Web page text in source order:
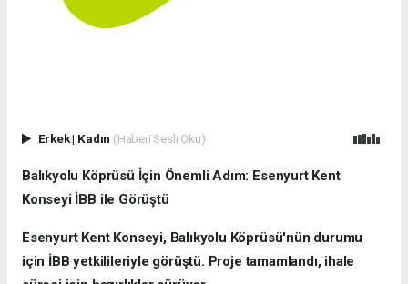
Erkek| Kadın (Haberi Sesli Oku)
Balıkyolu Köprüsü İçin Önemli Adım: Esenyurt Kent
Konseyi İBB ile Görüştü
Esenyurt Kent Konseyi, Balıkyolu Köprüsü'nün durumu
için İBB yetkilileriyle görüştü. Proje tamamlandı, ihale